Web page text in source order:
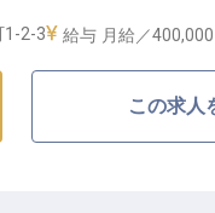
力を活かしたいという
管理力」を磨きませ
1-2-3 給与 月給／
この求人